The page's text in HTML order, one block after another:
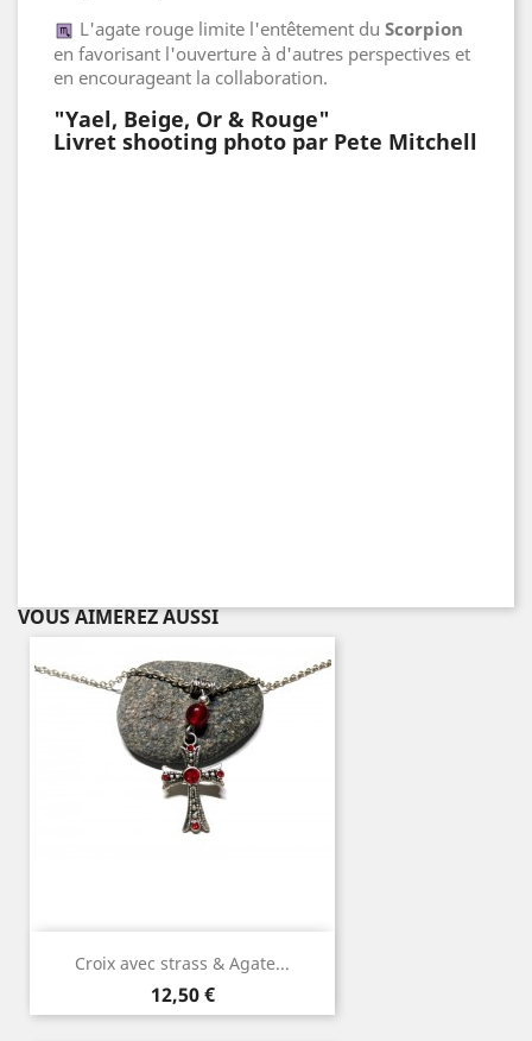
L'agate rouge limite l'entêtement du Scorpion
en favorisant l'ouverture à d'autres perspectives et
en encourageant la collaboration.
"Yael, Beige, Or & Rouge"
Livret shooting photo par Pete Mitchell
VOUS AIMEREZ AUSSI
Croix avec strass & Agate...
Prix
12,50 €